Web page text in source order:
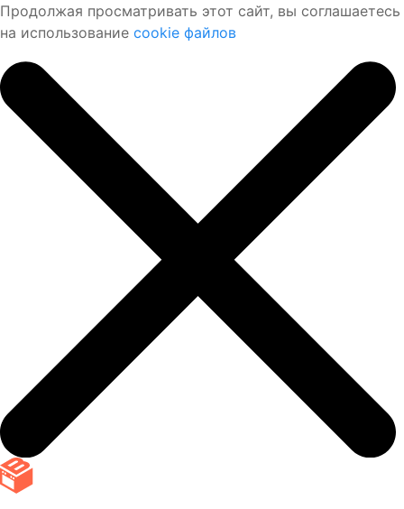
Продолжая просматривать этот сайт, вы соглашаетесь
на использование cookie файлов